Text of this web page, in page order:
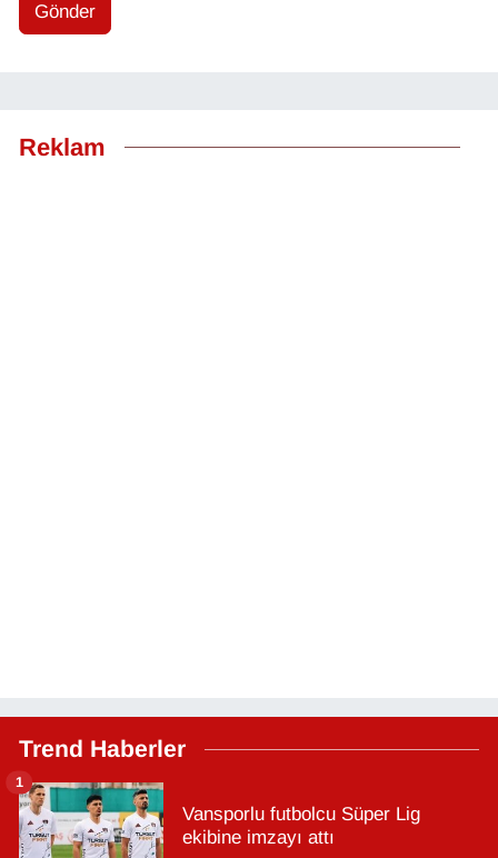
Gönder
Reklam
Trend Haberler
Vansporlu futbolcu Süper Lig
ekibine imzayı attı
1